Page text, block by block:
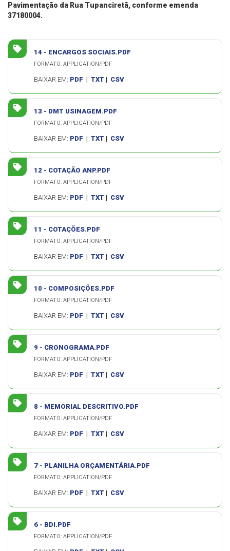
Pavimentação da Rua Tupanciretã, conforme emenda
37180004.
14 - ENCARGOS SOCIAIS.PDF
FORMATO: APPLICATION/PDF
BAIXAR EM: PDF | TXT | CSV
13 - DMT USINAGEM.PDF
FORMATO: APPLICATION/PDF
BAIXAR EM: PDF | TXT | CSV
12 - COTAÇÃO ANP.PDF
FORMATO: APPLICATION/PDF
BAIXAR EM: PDF | TXT | CSV
11 - COTAÇÕES.PDF
FORMATO: APPLICATION/PDF
BAIXAR EM: PDF | TXT | CSV
10 - COMPOSIÇÕES.PDF
FORMATO: APPLICATION/PDF
BAIXAR EM: PDF | TXT | CSV
9 - CRONOGRAMA.PDF
FORMATO: APPLICATION/PDF
BAIXAR EM: PDF | TXT | CSV
8 - MEMORIAL DESCRITIVO.PDF
FORMATO: APPLICATION/PDF
BAIXAR EM: PDF | TXT | CSV
7 - PLANILHA ORÇAMENTÁRIA.PDF
FORMATO: APPLICATION/PDF
BAIXAR EM: PDF | TXT | CSV
6 - BDI.PDF
FORMATO: APPLICATION/PDF